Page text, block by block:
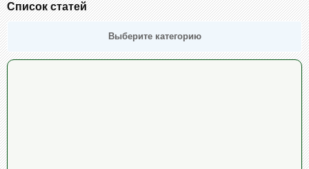
Список статей
Выберите категорию